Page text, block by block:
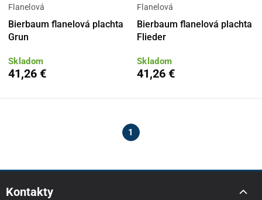
Flanelová
Bierbaum flanelová plachta
Grun
Skladom
41,26 €
Flanelová
Bierbaum flanelová plachta
Flieder
Skladom
41,26 €
1
Kontakty